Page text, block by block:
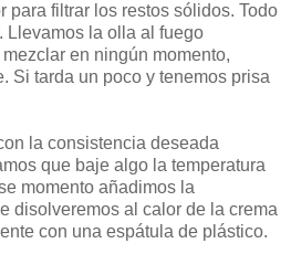
para filtrar los restos sólidos. Todo
Llevamos la olla al fuego
en ningún momento,
Si tarda un poco y tenemos prisa
la consistencia deseada
que baje algo la temperatura
momento añadimos la
disolveremos al calor de la crema
con una espátula de plástico.